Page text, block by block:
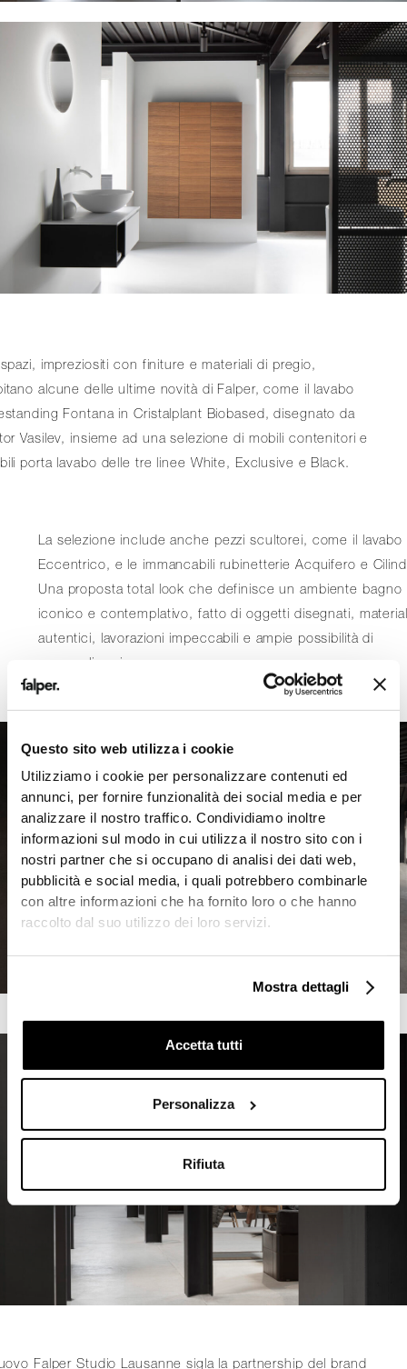
Questo sito web utilizza i cookie
Utilizziamo i cookie per personalizzare contenuti ed
annunci, per fornire funzionalità dei social media e per
analizzare il nostro traffico. Condividiamo inoltre
informazioni sul modo in cui utilizza il nostro sito con i
nostri partner che si occupano di analisi dei dati web,
pubblicità e social media, i quali potrebbero combinarle
con altre informazioni che ha fornito loro o che hanno
raccolto dal suo utilizzo dei loro servizi.
Mostra dettagli
Accetta tutti
Personalizza
Rifiuta
impreziositi con finiture e materiali di pregio,
alcune delle ultime novità di Falper, come il lavabo
Fontana in Cristalplant Biobased, disegnato da
Vasilev, insieme ad una selezione di mobili contenitori e
porta lavabo delle tre linee White, Exclusive e Black.
La selezione include anche pezzi scultorei, come il lavabo
Eccentrico, e le immancabili rubinetterie Acquifero e
Una proposta total look che definisce un ambiente bagno
iconico e contemplativo, fatto di oggetti disegnati,
autentici, lavorazioni impeccabili e ampie possibilità di
personalizzazione.
Falper Studio Lausanne sigla la partnership del brand